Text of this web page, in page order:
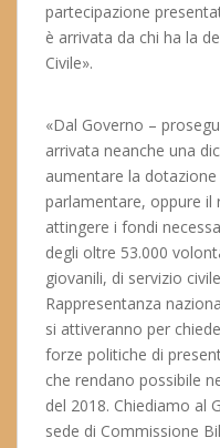
partecipazione
è arrivata da chi ha la
Civile».
«Dal Governo –
arrivata neanche una
aumentare la
parlamentare, oppure
attingere i fondi
degli oltre 53.000
giovanili, di servizio
Rappresentanza
si attiveranno per
forze politiche di
che rendano possibile
del 2018. Chiediamo al
sede di Commissione